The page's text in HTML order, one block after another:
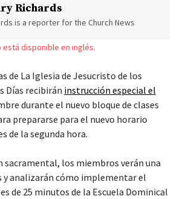
Richards
is a reporter for the Church News
disponible en inglés.
de La Iglesia de Jesucristo de los
Días recibirán instrucción especial el
durante el nuevo bloque de clases
prepararse para el nuevo horario
de la segunda hora.
sacramental, los miembros verán una
y analizarán cómo implementar el
de 25 minutos de la Escuela Dominical